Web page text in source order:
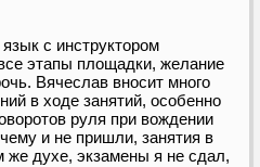
с инструктором
этапы площадки, желание
Вячеслав вносит много
в ходе занятий, особенно
руля при вождении
и не пришли, занятия в
же духе, экзамены я не сдал,